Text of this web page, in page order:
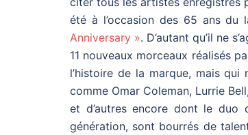
été à l’occasion des 65 ans du
Anniversary ». D’autant qu’il ne
11 nouveaux morceaux réalisés
l’histoire de la marque, mais
comme Omar Coleman, Lurrie
et d’autres encore dont le duo
génération, sont bourrés de